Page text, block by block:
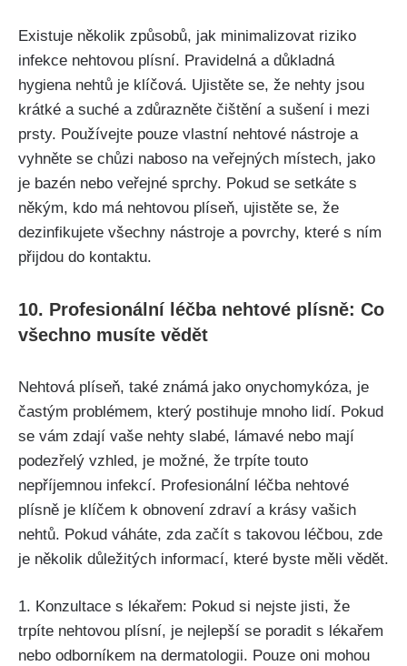
Existuje několik způsobů, jak⁢ minimalizovat riziko
infekce nehtovou plísní. Pravidelná a důkladná
hygiena nehtů ​je klíčová. Ujistěte se, že nehty ‍jsou
krátké a suché​ a zdůrazněte čištění a sušení i ⁤mezi
prsty. Používejte pouze vlastní nehtové nástroje a
vyhněte se chůzi naboso⁤ na ‍veřejných ⁣místech, ⁤jako
je⁢ bazén nebo veřejné sprchy. ‌Pokud ​se setkáte s
někým, kdo⁣ má nehtovou‍ plíseň, ujistěte⁢ se, že⁤
dezinfikujete všechny ⁢nástroje a povrchy, které s ním‌
přijdou do⁤ kontaktu.
10. ⁤Profesionální léčba nehtové plísně:‍ Co
všechno ⁢musíte vědět
Nehtová plíseň, také známá​ jako​ onychomykóza, je ​
častým problémem, který postihuje mnoho lidí. Pokud⁤
se vám⁣ zdají vaše⁢ nehty slabé, lámavé ‍nebo mají
podezřelý ‌vzhled, je možné, že trpíte touto
nepříjemnou ⁣infekcí. Profesionální léčba nehtové
plísně je klíčem k obnovení zdraví a krásy vašich
nehtů. Pokud ​váháte, zda začít s takovou léčbou,​ zde
je několik‍ důležitých informací, které byste měli vědět.
1. Konzultace s lékařem: Pokud si ⁤nejste jisti, že
trpíte ⁢nehtovou plísní, je nejlepší se​ poradit s lékařem
nebo odborníkem⁤ na dermatologii. Pouze oni mohou